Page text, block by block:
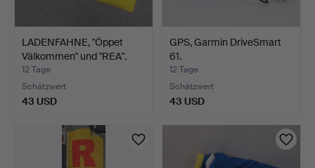
LADENFAHNE, "Öppet
Välkommen" und "REA".
12 Tage
Schätzwert
43 USD
GPS, Garmin DriveSmart
61.
12 Tage
Schätzwert
43 USD